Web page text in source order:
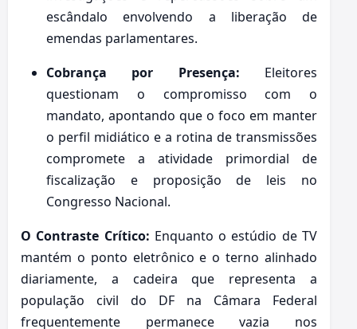
escândalo envolvendo a liberação de
emendas parlamentares.
Cobrança por Presença: Eleitores
questionam o compromisso com o
mandato, apontando que o foco em manter
o perfil midiático e a rotina de transmissões
compromete a atividade primordial de
fiscalização e proposição de leis no
Congresso Nacional.
O Contraste Crítico: Enquanto o estúdio de TV
mantém o ponto eletrônico e o terno alinhado
diariamente, a cadeira que representa a
população civil do DF na Câmara Federal
frequentemente permanece vazia nos